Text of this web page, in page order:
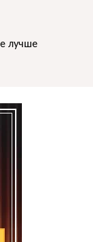
лучше